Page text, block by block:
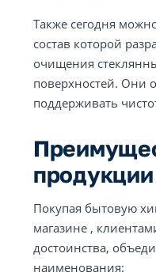
Также сегодня
состав которой
очищения
поверхностей. Они
поддерживать
продукции
Покупая бытовую
магазине ,
достоинства,
наименования: